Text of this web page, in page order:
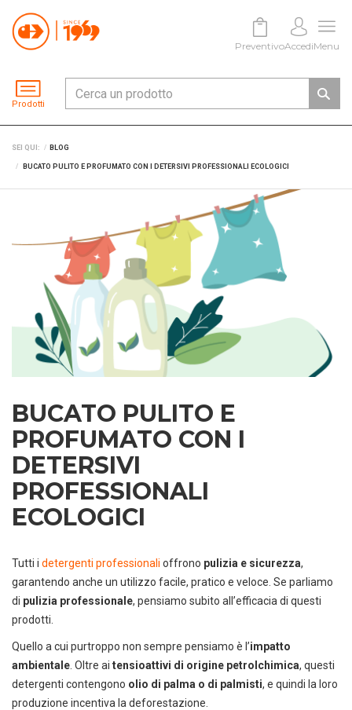
Prodotti
PreventivoAccediMenu
SEI QUI: BLOG
BUCATO PULITO E PROFUMATO CON I DETERSIVI PROFESSIONALI ECOLOGICI
BUCATO PULITO E
PROFUMATO CON I
DETERSIVI
PROFESSIONALI
ECOLOGICI
Tutti i detergenti professionali offrono pulizia e sicurezza,
garantendo anche un utilizzo facile, pratico e veloce. Se parliamo
di pulizia professionale, pensiamo subito all’efficacia di questi
prodotti.
Quello a cui purtroppo non sempre pensiamo è l’impatto
ambientale . Oltre ai tensioattivi di origine petrolchimica, questi
detergenti contengono olio di palma o di palmisti, e quindi la loro
produzione incentiva la deforestazione.